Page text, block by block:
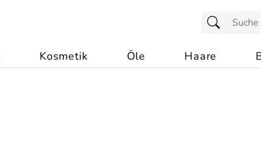
Kosmetik Öle Haare